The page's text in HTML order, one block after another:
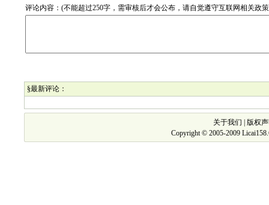
评论内容：(不能超过250字，需审核后才会公布，请自觉遵守互联网相关政
§最新评论：
关于我们
版权
Copyright © 2005-2009